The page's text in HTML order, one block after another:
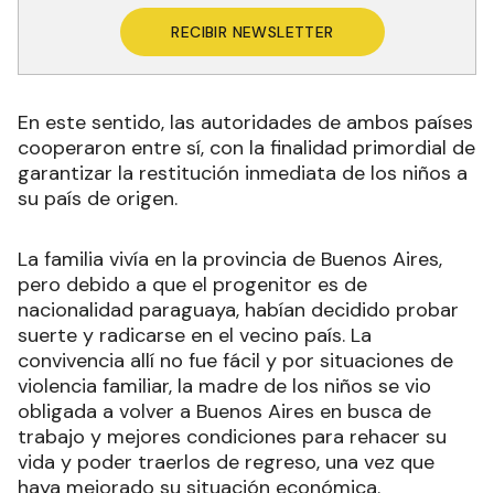
RECIBIR NEWSLETTER
En este sentido, las autoridades de ambos países
cooperaron entre sí, con la finalidad primordial de
garantizar la restitución inmediata de los niños a
su país de origen.
La familia vivía en la provincia de Buenos Aires,
pero debido a que el progenitor es de
nacionalidad paraguaya, habían decidido probar
suerte y radicarse en el vecino país. La
convivencia allí no fue fácil y por situaciones de
violencia familiar, la madre de los niños se vio
obligada a volver a Buenos Aires en busca de
trabajo y mejores condiciones para rehacer su
vida y poder traerlos de regreso, una vez que